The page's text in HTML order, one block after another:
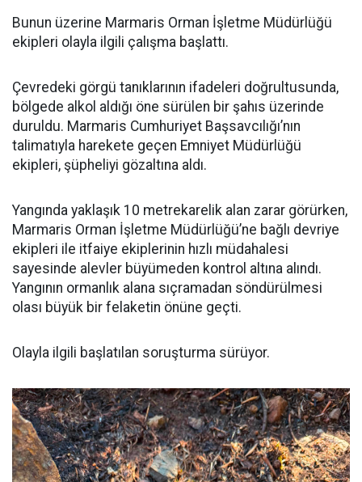
Bunun üzerine Marmaris Orman İşletme Müdürlüğü
ekipleri olayla ilgili çalışma başlattı.
Çevredeki görgü tanıklarının ifadeleri doğrultusunda,
bölgede alkol aldığı öne sürülen bir şahıs üzerinde
duruldu. Marmaris Cumhuriyet Başsavcılığı’nın
talimatıyla harekete geçen Emniyet Müdürlüğü
ekipleri, şüpheliyi gözaltına aldı.
Yangında yaklaşık 10 metrekarelik alan zarar görürken,
Marmaris Orman İşletme Müdürlüğü’ne bağlı devriye
ekipleri ile itfaiye ekiplerinin hızlı müdahalesi
sayesinde alevler büyümeden kontrol altına alındı.
Yangının ormanlık alana sıçramadan söndürülmesi
olası büyük bir felaketin önüne geçti.
Olayla ilgili başlatılan soruşturma sürüyor.